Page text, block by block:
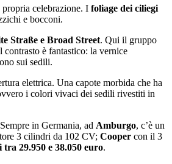
celebrazione. I foliage dei ciliegi
e bocconi.
Straße e Broad Street. Qui il gruppo
è fantastico: la vernice
sui sedili.
elettrica. Una capote morbida che ha
i colori vivaci dei sedili rivestiti in
in Germania, ad Amburgo, cʼè un
3 cilindri da 102 CV; Cooper con il 3
29.950 e 38.050 euro.